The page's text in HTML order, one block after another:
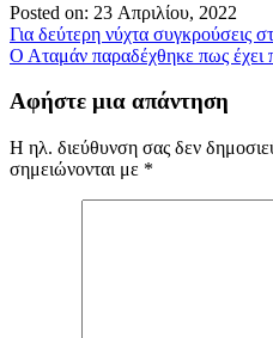
Posted on: 23 Απριλίου, 2022
Πλοήγηση
άρθρων
Για δεύτερη νύχτα συγκρούσεις
Ο Αταμάν παραδέχθηκε πως έχει
Αφήστε μια απάντηση
Η ηλ. διεύθυνση σας δεν
σημειώνονται με *